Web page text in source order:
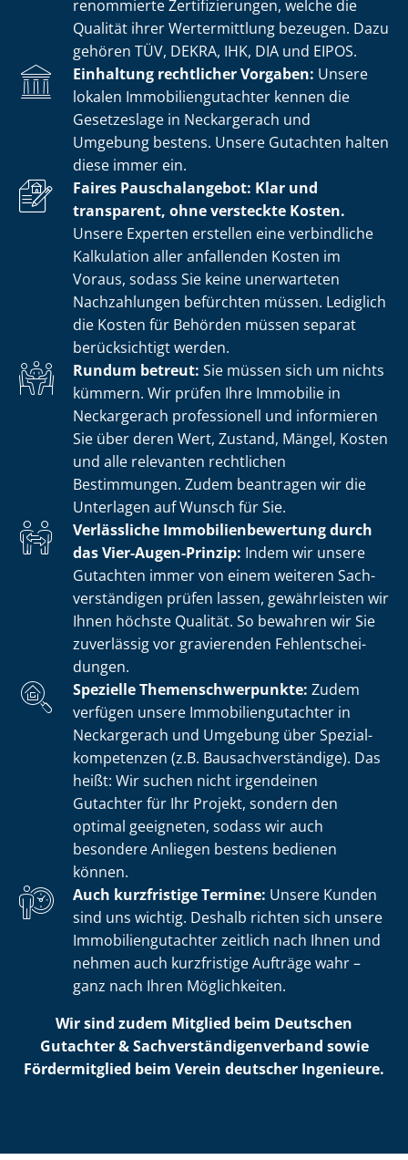
renommierte Zer­ti­fi­zie­run­gen, welche die
Qualität ihrer Wertermittlung bezeugen. Dazu
gehören TÜV, DEKRA, IHK, DIA und EIPOS.
Einhaltung rechtlicher Vorgaben: Unsere
lokalen Im­mo­bi­li­en­gut­ach­ter kennen die
Gesetzeslage in Neckargerach und
Umgebung bestens. Unsere Gutachten halten
diese immer ein.
Faires Pauschalangebot: Klar und
transparent, ohne versteckte Kosten.
Unsere Experten erstellen eine verbindliche
Kalkulation aller anfallenden Kosten im
Voraus, sodass Sie keine unerwarteten
Nachzahlungen befürchten müssen. Lediglich
die Kosten für Behörden müssen separat
berücksichtigt werden.
Rundum betreut: Sie müssen sich um nichts
kümmern. Wir prüfen Ihre Immobilie in
Neckargerach professionell und informieren
Sie über deren Wert, Zustand, Mängel, Kosten
und alle relevanten rechtlichen
Bestimmungen. Zudem beantragen wir die
Unterlagen auf Wunsch für Sie.
Verlässliche Im­mo­bi­li­en­be­wer­tung durch
das Vier-Augen-Prinzip: Indem wir unsere
Gutachten immer von einem weiteren Sach­
ver­stän­di­gen prüfen lassen, gewährleisten wir
Ihnen höchste Qualität. So bewahren wir Sie
zuverlässig vor gravierenden Fehl­ent­schei­
dun­gen.
Spezielle The­men­schwer­punk­te: Zudem
verfügen unsere Im­mo­bi­li­en­gut­ach­ter in
Neckargerach und Umgebung über Spe­zi­al­
kom­pe­ten­zen (z.B. Bau­sach­ver­stän­di­ge). Das
heißt: Wir suchen nicht irgendeinen
Gutachter für Ihr Projekt, sondern den
optimal geeigneten, sodass wir auch
besondere Anliegen bestens bedienen
können.
Auch kurzfristige Termine: Unsere Kunden
sind uns wichtig. Deshalb richten sich unsere
Im­mo­bi­li­en­gut­ach­ter zeitlich nach Ihnen und
nehmen auch kurzfristige Aufträge wahr –
ganz nach Ihren Möglichkeiten.
Wir sind zudem Mitglied beim Deutschen
Gutachter & Sach­ver­stän­di­gen­ver­band sowie
Fördermitglied beim Verein deutscher Ingenieure.